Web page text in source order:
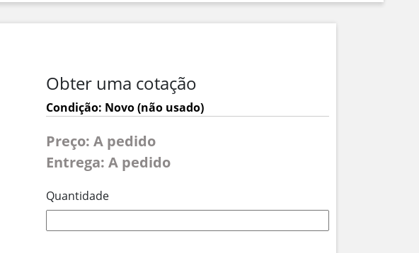
Obter uma cotação
Condição: Novo (não usado)
Preço: A pedido
Entrega: A pedido
Quantidade